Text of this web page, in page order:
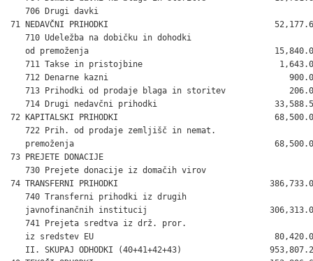
706 Drugi davki
71 NEDAVČNI PRIHODKI
   710 Udeležba na dobičku in dohodki
od premoženja
711 Takse in pristojbine
712 Denarne kazni
713 Prihodki od prodaje blaga in storitev
714 Drugi nedavčni prihodki
72 KAPITALSKI PRIHODKI
   722 Prih. od prodaje zemljišč in nemat.
premoženja
73 PREJETE DONACIJE
730 Prejete donacije iz domačih virov
74 TRANSFERNI PRIHODKI
   740 Transferni prihodki iz drugih
javnofinančnih institucij
   741 Prejeta sredtva iz drž. pror.
iz sredstev EU
II. SKUPAJ ODHODKI (40+41+42+43)